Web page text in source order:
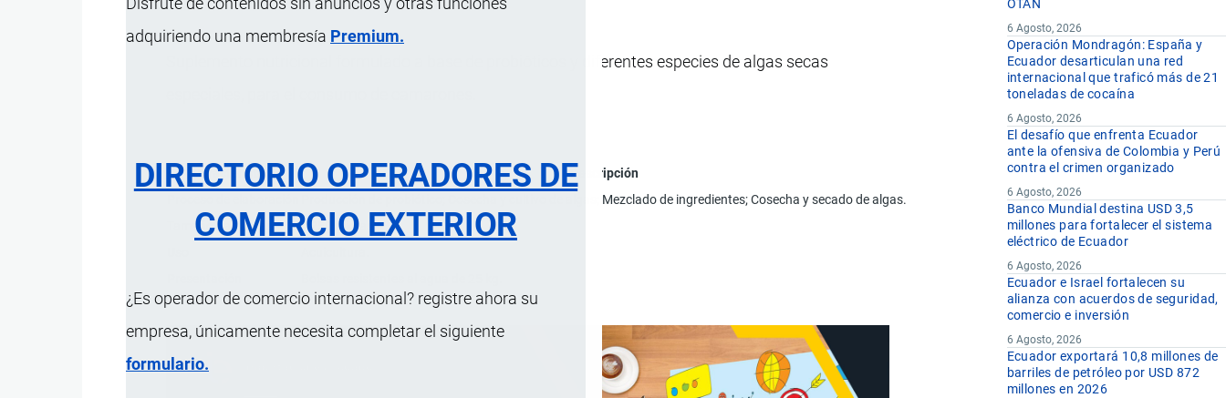
adquiriendo una membresía Premium.
DIRECTORIO OPERADORES DE
COMERCIO EXTERIOR
¿Es operador de comercio internacional? registre ahora su
empresa, únicamente necesita completar el siguiente
formulario.
Suplemento nutricional formulado a base de probióticos y diferentes especies de algas secas
Característica
Descripción
Producción de probiótico; Cosecha y cultivo de algas; Mezclado de ingredientes; Cosecha y secado de algas.
Tamaño partículas
< 250 micras
OTAN
6 Agosto, 2026
Operación Mondragón: España y
Ecuador desarticulan una red
internacional que traficó más de 21
toneladas de cocaína
6 Agosto, 2026
El desafío que enfrenta Ecuador
ante la ofensiva de Colombia y Perú
contra el crimen organizado
6 Agosto, 2026
Banco Mundial destina USD 3,5
millones para fortalecer el sistema
eléctrico de Ecuador
6 Agosto, 2026
Ecuador e Israel fortalecen su
alianza con acuerdos de seguridad,
comercio e inversión
6 Agosto, 2026
Ecuador exportará 10,8 millones de
barriles de petróleo por USD 872
millones en 2026